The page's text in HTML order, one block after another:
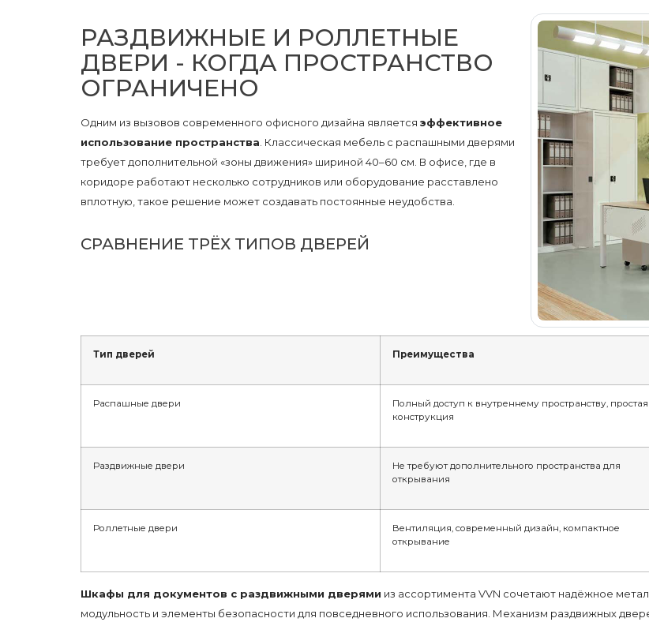
РАЗДВИЖНЫЕ И РОЛЛЕТНЫЕ
ДВЕРИ - КОГДА ПРОСТРАНСТВО
ОГРАНИЧЕНО
Одним из вызовов современного офисного дизайна является эффективное
использование пространства . Классическая мебель с распашными дверями
требует дополнительной «зоны движения» шириной 40–60 см. В офисе, где в
коридоре работают несколько сотрудников или оборудование расставлено
вплотную, такое решение может создавать постоянные неудобства.
СРАВНЕНИЕ ТРЁХ ТИПОВ ДВЕРЕЙ
Тип дверей Преимущества
Распашные двери
Полный доступ к внутреннему пространству, простая
конструкция
Раздвижные двери
Не требуют дополнительного пространства для
открывания
Роллетные двери
Вентиляция, современный дизайн, компактное
открывание
Шкафы для документов с раздвижными дверями из ассортимента VVN сочетают надёжное
модульность и элементы безопасности для повседневного использования. Механизм раздвижных